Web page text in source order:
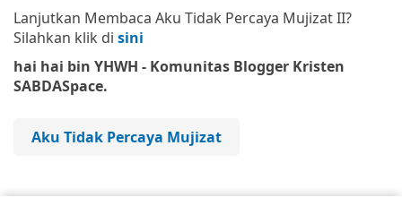
Lanjutkan Membaca Aku Tidak Percaya Mujizat II?
Silahkan klik di sini
hai hai bin YHWH - Komunitas Blogger Kristen
SABDASpace.
Aku Tidak Percaya Mujizat